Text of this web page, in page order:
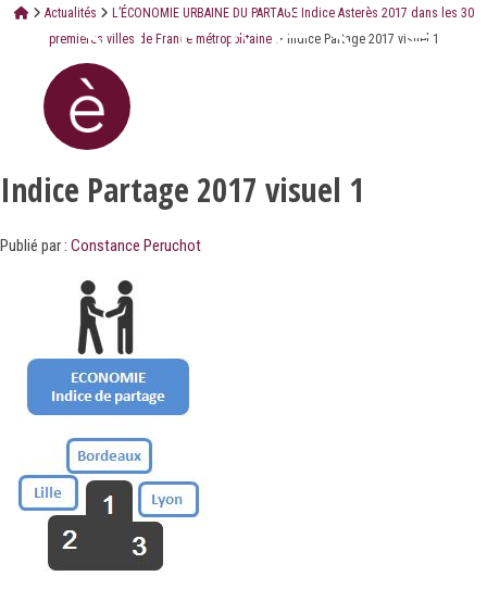
Actualités
L’ÉCONOMIE URBAINE DU PARTAGE Indice Asterès 2017 dans les 30
premières villes de France métropolitaine
Indice Partage 2017 visuel 1
Indice Partage 2017 visuel 1
Publié par : Constance Peruchot